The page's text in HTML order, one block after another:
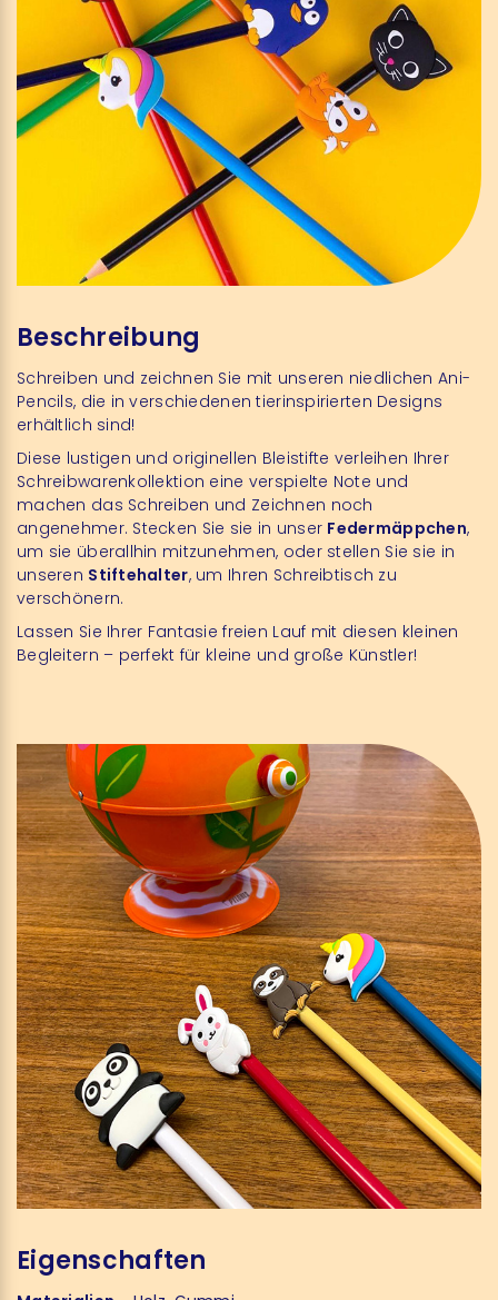
Beschreibung
Schreiben und zeichnen Sie mit unseren niedlichen Ani-
Pencils, die in verschiedenen tierinspirierten Designs
erhältlich sind!
Diese lustigen und originellen Bleistifte verleihen Ihrer
Schreibwarenkollektion eine verspielte Note und
machen das Schreiben und Zeichnen noch
angenehmer. Stecken Sie sie in unser Federmäppchen,
um sie überallhin mitzunehmen, oder stellen Sie sie in
unseren Stiftehalter, um Ihren Schreibtisch zu
verschönern.
Lassen Sie Ihrer Fantasie freien Lauf mit diesen kleinen
Begleitern – perfekt für kleine und große Künstler!
Eigenschaften